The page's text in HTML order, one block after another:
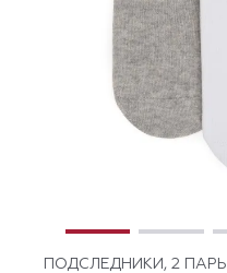
ПОДСЛЕДНИКИ, 2 ПАРЫ